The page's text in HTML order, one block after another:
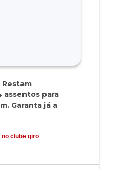
assentos para
Garanta já a
no clube giro